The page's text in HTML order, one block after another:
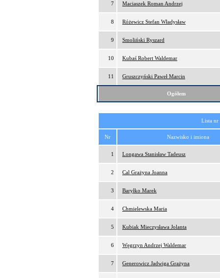
7 Maciaszek Roman Andrzej
8 Różewicz Stefan Władysław
9 Smoliński Ryszard
10 Kubaś Robert Waldemar
11 Gruszczyński Paweł Marcin
Ogółem
Lista
Nr Nazwisko i imiona
1 Longawa Stanisław Tadeusz
2 Cal Grażyna Joanna
3 Baryłko Marek
4 Chmielewska Maria
5 Kubiak Mieczysława Jolanta
6 Węgrzyn Andrzej Waldemar
7 Generowicz Jadwiga Grażyna